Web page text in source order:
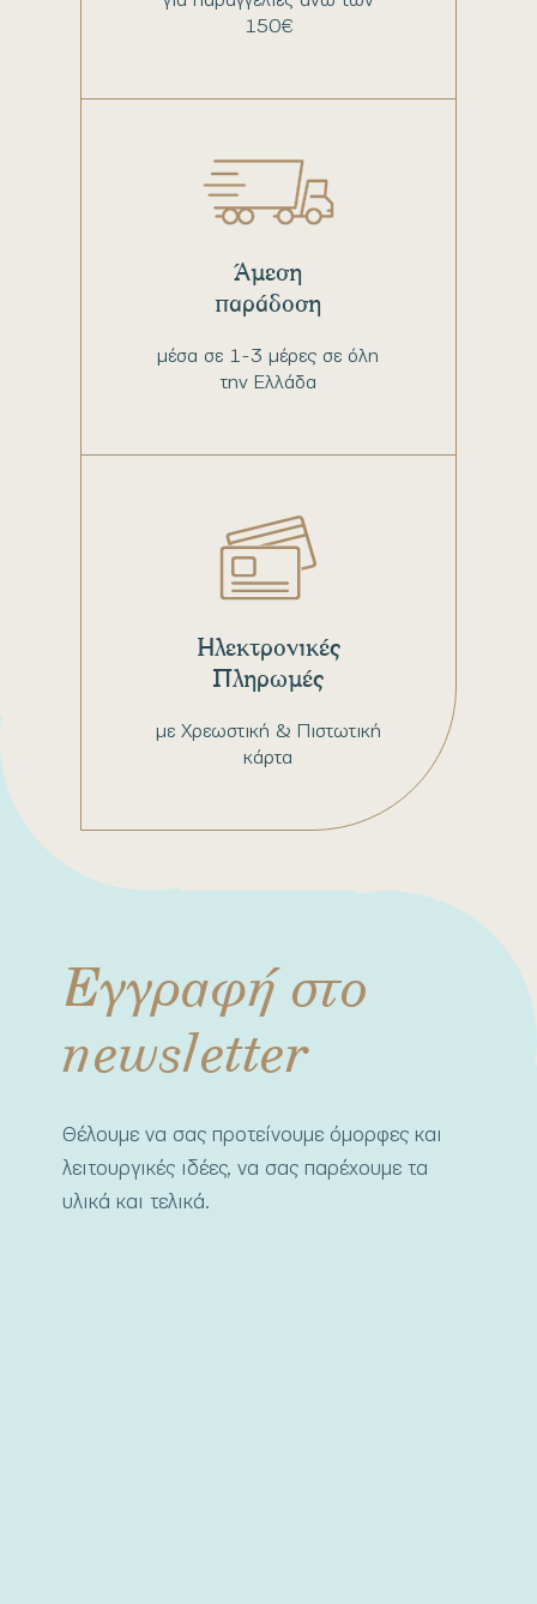
150€
μέσα σε 1-3 μέρες σε όλη
την Ελλάδα
Άμεση
παράδοση
με Χρεωστική & Πιστωτική
κάρτα
Ηλεκτρονικές
Πληρωμές
Εγγραφή στο
newsletter
Θέλουμε να σας προτείνουμε όμορφες και
λειτουργικές ιδέες, να σας παρέχουμε τα
υλικά και τελικά.